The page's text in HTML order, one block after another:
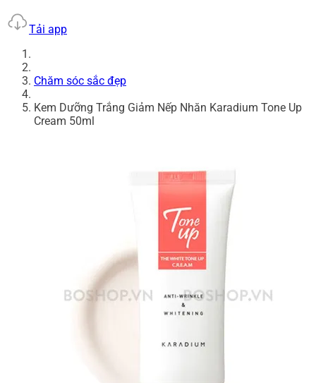
Tải app
Chăm sóc sắc đẹp
Kem Dưỡng Trắng Giảm Nếp Nhăn Karadium Tone Up
Cream 50ml